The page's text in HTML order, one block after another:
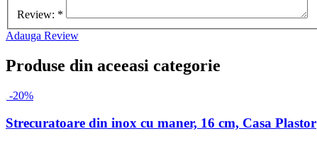
Review: *
Adauga Review
Produse din aceeasi categorie
-20%
Strecuratoare din inox cu maner, 16 cm, Casa Plastor